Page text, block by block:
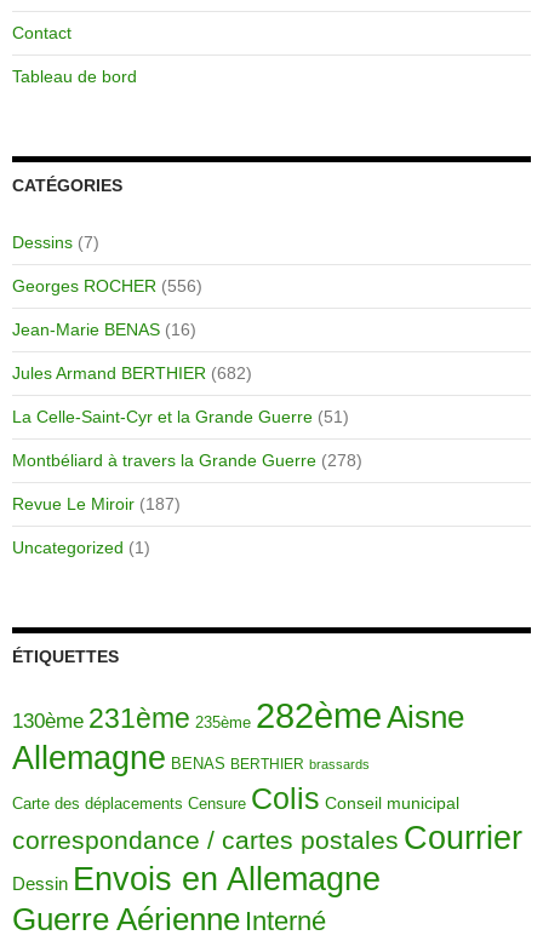
Contact
Tableau de bord
CATÉGORIES
Dessins (7)
Georges ROCHER (556)
Jean-Marie BENAS (16)
Jules Armand BERTHIER (682)
La Celle-Saint-Cyr et la Grande Guerre (51)
Montbéliard à travers la Grande Guerre (278)
Revue Le Miroir (187)
Uncategorized (1)
ÉTIQUETTES
130ème 231ème 235ème 282èmeAisne
Allemagne BENAS BERTHIER brassards
Carte des déplacements Censure Colis Conseil municipal
correspondance / cartes postales Courrier
Dessin Envois en Allemagne
Guerre Aérienne Interné